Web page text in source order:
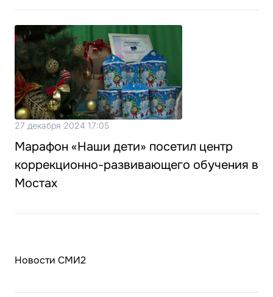
27 декабря 2024 17:05
Марафон «Наши дети» посетил центр
коррекционно-развивающего обучения в
Мостах
Новости СМИ2